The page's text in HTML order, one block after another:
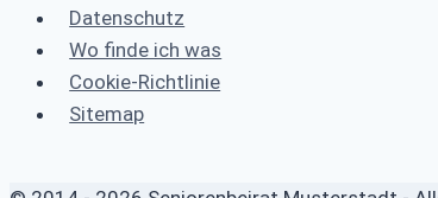
Datenschutz
Wo finde ich was
Cookie-Richtlinie
Sitemap